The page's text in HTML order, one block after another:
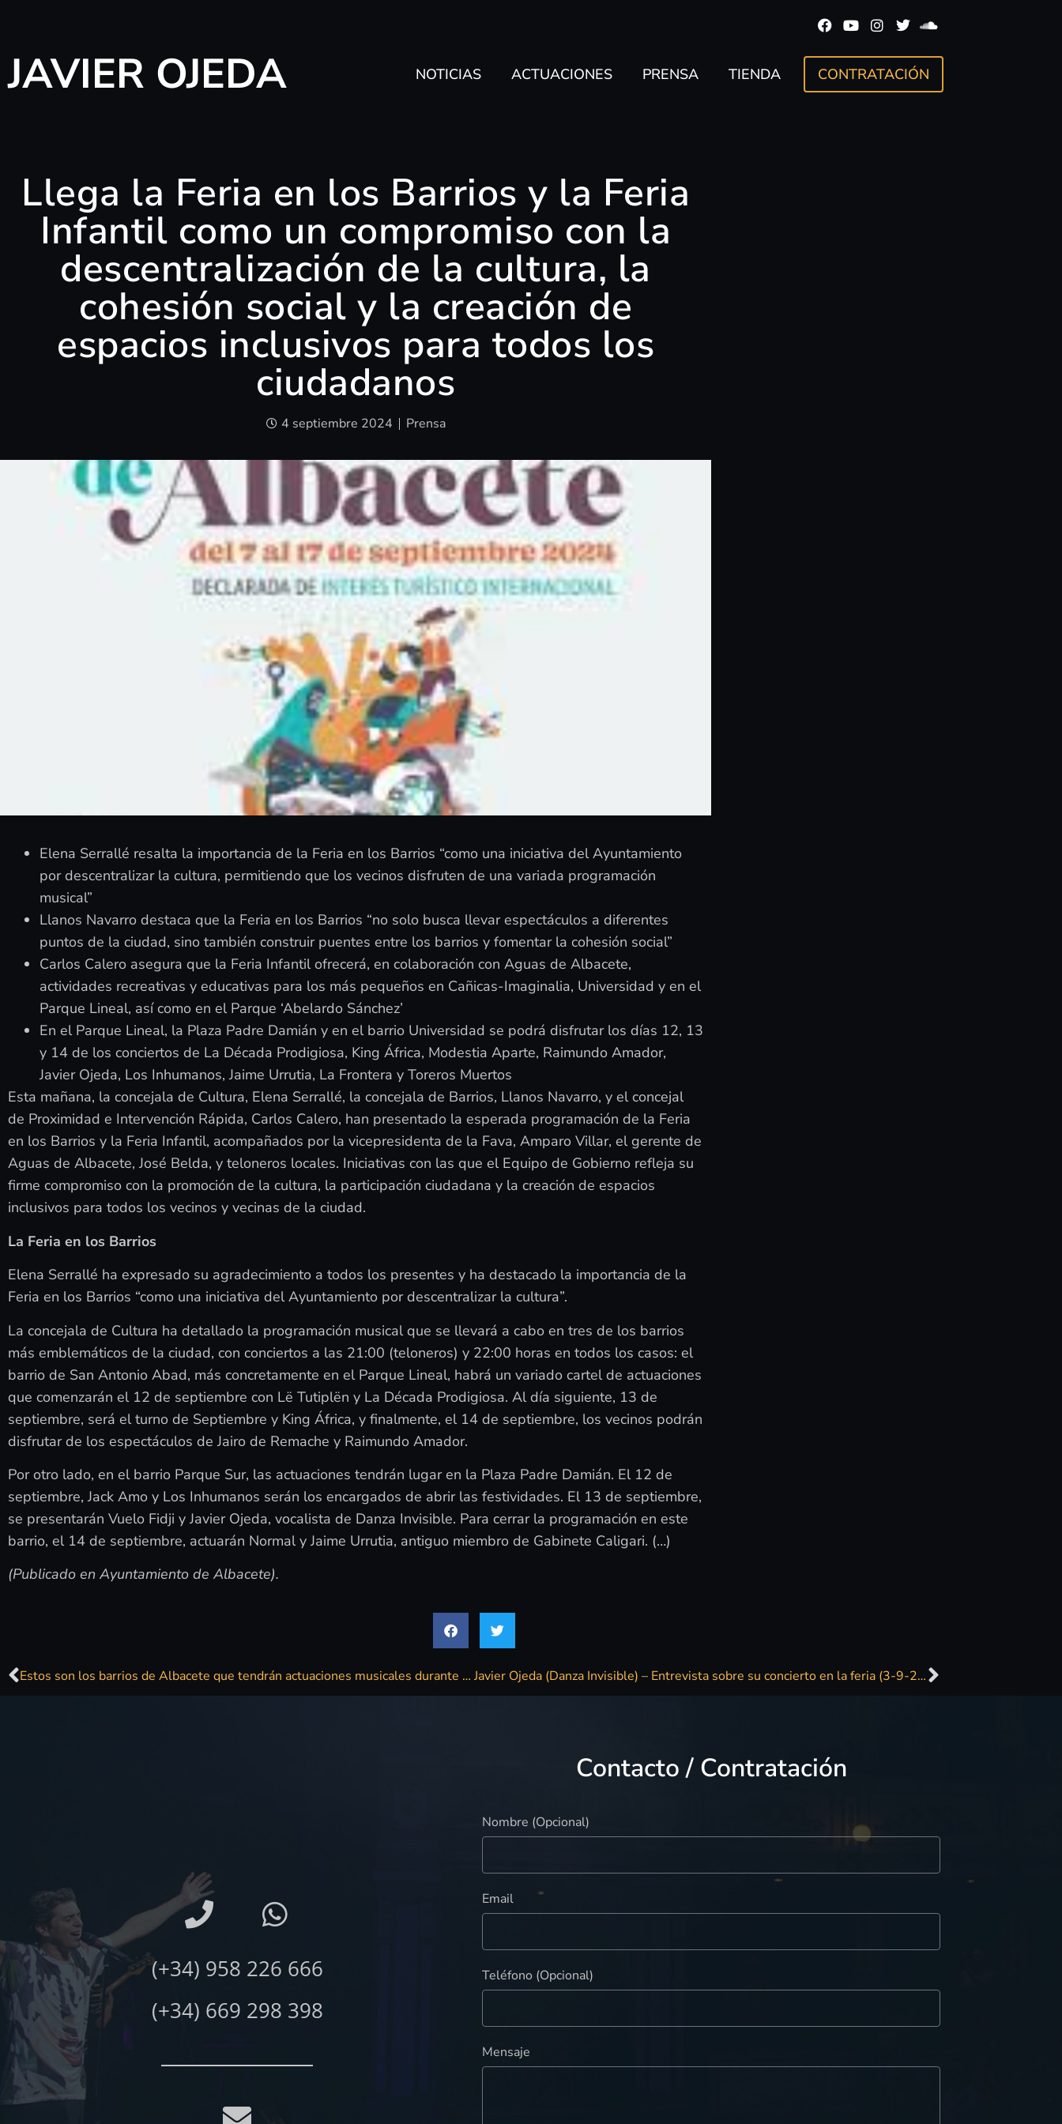
JAVIER OJEDA NOTICIAS ACTUACIONES PRENSA TIENDA CONTRATACIÓN
Llega la Feria en los Barrios y la Feria
Infantil como un compromiso con la
descentralización de la cultura, la
cohesión social y la creación de
espacios inclusivos para todos los
ciudadanos
4 septiembre 2024 Prensa
Elena Serrallé resalta la importancia de la Feria en los Barrios “como una iniciativa del Ayuntamiento
por descentralizar la cultura, permitiendo que los vecinos disfruten de una variada programación
musical”
Llanos Navarro destaca que la Feria en los Barrios “no solo busca llevar espectáculos a diferentes
puntos de la ciudad, sino también construir puentes entre los barrios y fomentar la cohesión social”
Carlos Calero asegura que la Feria Infantil ofrecerá, en colaboración con Aguas de Albacete,
actividades recreativas y educativas para los más pequeños en Cañicas-Imaginalia, Universidad y en el
Parque Lineal, así como en el Parque ‘Abelardo Sánchez’
En el Parque Lineal, la Plaza Padre Damián y en el barrio Universidad se podrá disfrutar los días 12, 13
y 14 de los conciertos de La Década Prodigiosa, King África, Modestia Aparte, Raimundo Amador,
Javier Ojeda, Los Inhumanos, Jaime Urrutia, La Frontera y Toreros Muertos
Esta mañana, la concejala de Cultura, Elena Serrallé, la concejala de Barrios, Llanos Navarro, y el concejal
de Proximidad e Intervención Rápida, Carlos Calero, han presentado la esperada programación de la Feria
en los Barrios y la Feria Infantil, acompañados por la vicepresidenta de la Fava, Amparo Villar, el gerente de
Aguas de Albacete, José Belda, y teloneros locales. Iniciativas con las que el Equipo de Gobierno refleja su
firme compromiso con la promoción de la cultura, la participación ciudadana y la creación de espacios
inclusivos para todos los vecinos y vecinas de la ciudad.
La Feria en los Barrios
Elena Serrallé ha expresado su agradecimiento a todos los presentes y ha destacado la importancia de la
Feria en los Barrios “como una iniciativa del Ayuntamiento por descentralizar la cultura”.
La concejala de Cultura ha detallado la programación musical que se llevará a cabo en tres de los barrios
más emblemáticos de la ciudad, con conciertos a las 21:00 (teloneros) y 22:00 horas en todos los casos: el
barrio de San Antonio Abad, más concretamente en el Parque Lineal, habrá un variado cartel de actuaciones
que comenzarán el 12 de septiembre con Lë Tutiplën y La Década Prodigiosa. Al día siguiente, 13 de
septiembre, será el turno de Septiembre y King África, y finalmente, el 14 de septiembre, los vecinos podrán
disfrutar de los espectáculos de Jairo de Remache y Raimundo Amador.
Por otro lado, en el barrio Parque Sur, las actuaciones tendrán lugar en la Plaza Padre Damián. El 12 de
septiembre, Jack Amo y Los Inhumanos serán los encargados de abrir las festividades. El 13 de septiembre,
se presentarán Vuelo Fidji y Javier Ojeda, vocalista de Danza Invisible. Para cerrar la programación en este
barrio, el 14 de septiembre, actuarán Normal y Jaime Urrutia, antiguo miembro de Gabinete Caligari. (…)
(Publicado en Ayuntamiento de Albacete).
Estos son los barrios de Albacete que tendrán actuaciones musicales durante la Feria Javier Ojeda (Danza Invisible) – Entrevista sobre su concierto en la feria (3-9-24)
(+34) 958 226 666
(+34) 669 298 398
Contacto / Contratación
Nombre (Opcional)
Email
Teléfono (Opcional)
Mensaje